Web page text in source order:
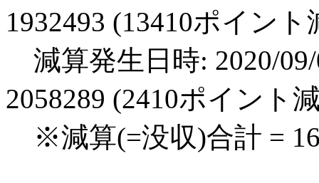
1932493 (13410ポイント
減算発生日時: 2020/
2058289 (2410ポイント
※減算(=没収)合計 =